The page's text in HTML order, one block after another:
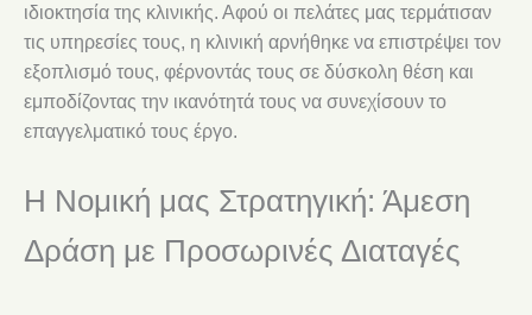
ιδιοκτησία της κλινικής. Αφού οι πελάτες μας τερμάτισαν
τις υπηρεσίες τους, η κλινική αρνήθηκε να επιστρέψει τον
εξοπλισμό τους, φέρνοντάς τους σε δύσκολη θέση και
εμποδίζοντας την ικανότητά τους να συνεχίσουν το
επαγγελματικό τους έργο.
Η Νομική μας Στρατηγική: Άμεση
Δράση με Προσωρινές Διαταγές